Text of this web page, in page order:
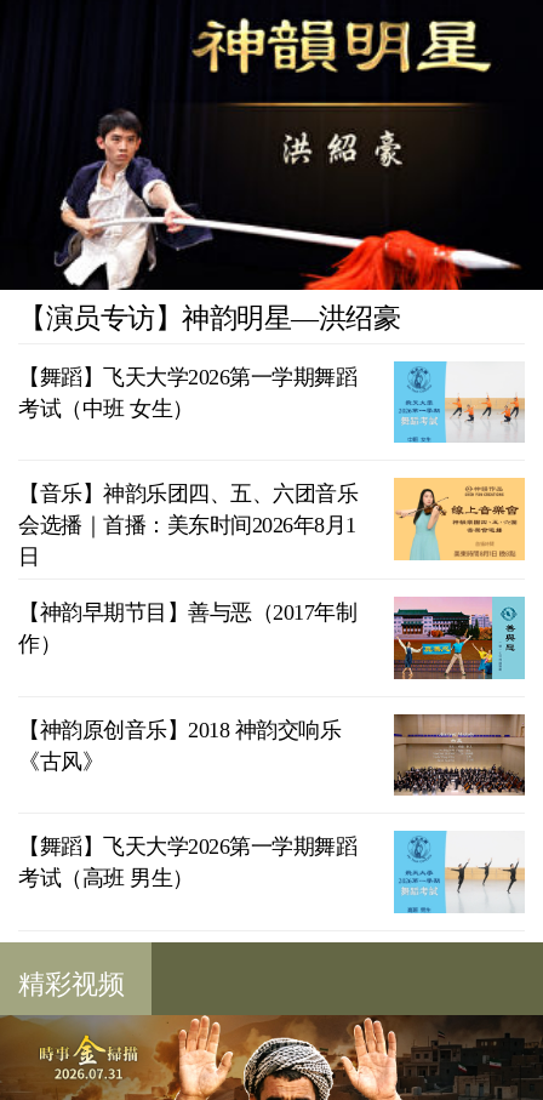
【演员专访】神韵明星—洪绍豪
【舞蹈】飞天大学2026第一学期舞蹈
考试（中班 女生）
【音乐】神韵乐团四、五、六团音乐
会选播｜首播：美东时间2026年8月1
日
【神韵早期节目】善与恶（2017年制
作）
【神韵原创音乐】2018 神韵交响乐
《古风》
【舞蹈】飞天大学2026第一学期舞蹈
考试（高班 男生）
精彩视频